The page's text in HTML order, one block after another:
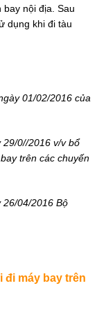
nội địa. Sau
dụng khi đi tàu
01/02/2016 của
29/0//2016 v/v bổ
trên các chuyến
04/2016 Bộ
đi máy bay trên